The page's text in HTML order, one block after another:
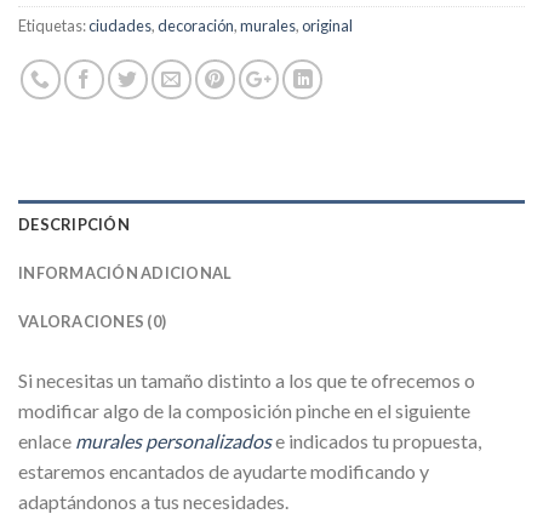
Etiquetas:ciudades,decoración,murales,original
DESCRIPCIÓN
INFORMACIÓN ADICIONAL
VALORACIONES (0)
Si necesitas un tamaño distinto a los que te ofrecemos o
modificar algo de la composición pinche en el siguiente
enlace murales personalizadose indicados tu propuesta,
estaremos encantados de ayudarte modificando y
adaptándonos a tus necesidades.